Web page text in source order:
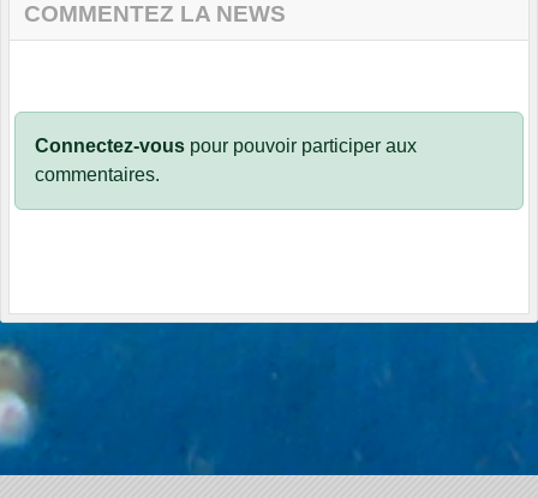
COMMENTEZ LA NEWS
Connectez-vous pour pouvoir participer aux
commentaires.